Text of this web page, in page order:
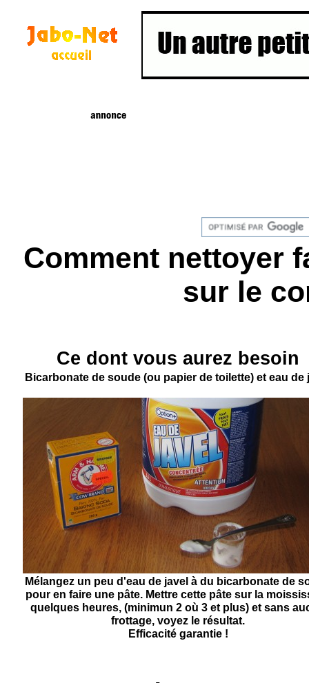
Comment nettoyer
sur le
Ce dont vous aurez besoin
Bicarbonate de soude (ou papier de toilette) et eau de
Mélangez un peu d'eau de javel à du bicarbonate de
pour en faire une pâte. Mettre cette pâte sur la
quelques heures, (minimun 2 où 3 et plus) et sans
frottage, voyez le résultat.
Efficacité garantie !